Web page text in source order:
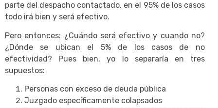
parte del despacho contactado, en el 95% de los casos
todo irá bien y será efectivo.
Pero entonces: ¿Cuándo será efectivo y cuando no?
¿Dónde se ubican el 5% de los casos de no
efectividad? Pues bien, yo lo separaría en tres
supuestos:
Personas con exceso de deuda pública
Juzgado específicamente colapsados